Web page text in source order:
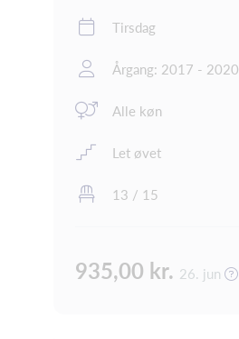
Tirsdag
Årgang: 2017 - 2020
Alle køn
Let øvet
13 / 15
935,00 kr. 26. jun